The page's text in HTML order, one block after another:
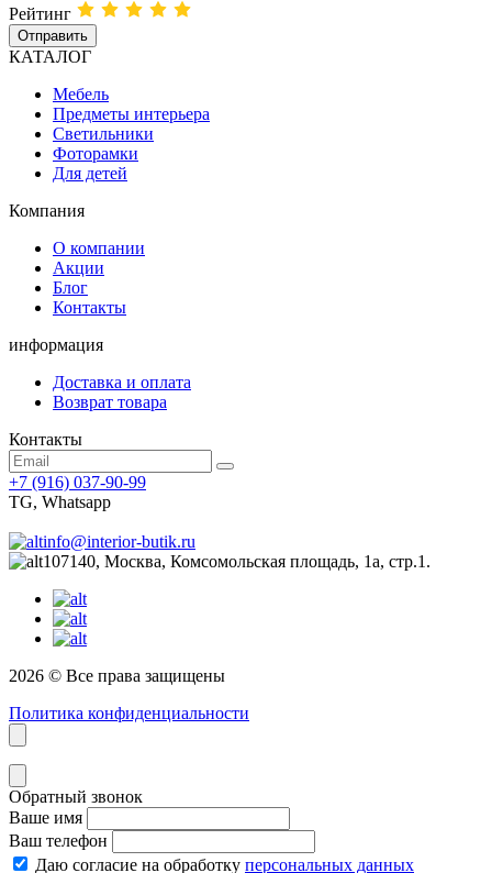
Рейтинг
Отправить
КАТАЛОГ
Мебель
Предметы интерьера
Светильники
Фоторамки
Для детей
Компания
О компании
Акции
Блог
Контакты
информация
Доставка и оплата
Возврат товара
Контакты
+7 (916) 037-90-99
TG, Whatsapp
info@interior-butik.ru
107140, Москва, Комсомольская площадь, 1а, стр.1.
2026 © Все права защищены
Политика конфиденциальности
Обратный звонок
Ваше имя
Ваш телефон
Даю согласие на обработку персональных данных